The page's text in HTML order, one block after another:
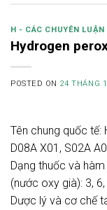
H - CÁC CHUYÊN LUẬN
Hydrogen
POSTED ON 24 THÁNG
Tên chung quốc tế:
D08A X01, S02A
Dạng thuốc và
(nước oxy già): 3,
Dược lý và cơ chế